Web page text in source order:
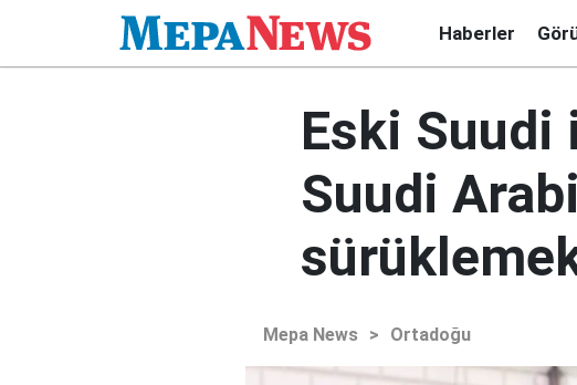
Haberler
Eski
Suudi
Mepa News > Ortadoğu